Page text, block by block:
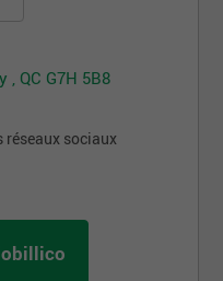
, QC G7H 5B8
réseaux sociaux